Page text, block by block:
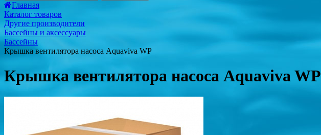
Главная
Каталог товаров
Другие производители
Бассейны и аксессуары
Бассейны
Крышка вентилятора насоса Aquaviva WP
Крышка вентилятора насоса Aquaviva WP